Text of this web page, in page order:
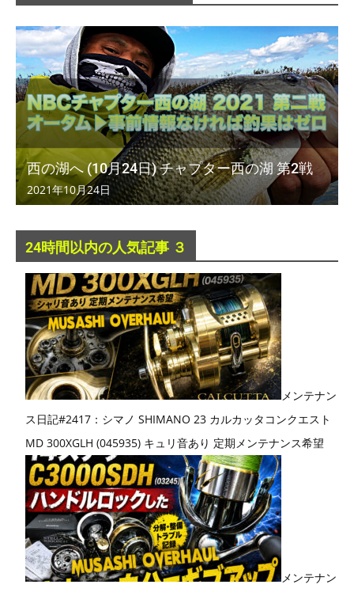
西の湖へ (10月24日) チャプター西の湖 第2戦
2021年10月24日
24時間以内の人気記事 ３
メンテナン
ス日記#2417：シマノ SHIMANO 23 カルカッタコンクエスト
MD 300XGLH (045935) キュリ音あり 定期メンテナンス希望
メンテナン